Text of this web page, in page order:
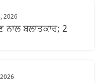
2026
ਨਾਲ ਬਲਾਤਕਾਰ; 2